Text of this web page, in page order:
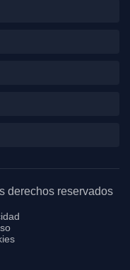
derechos reservados